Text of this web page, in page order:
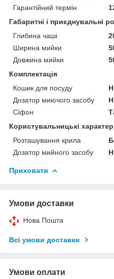
Гарантійний термін
Габаритні і приєднувальні
Глибина чаші
Ширина мийки
Довжина мийки
Комплектація
Кошик для посуду
Дозатор миючого засобу
Сіфон
Користувальницькі
Розташування крила
Дозатор мийного засобу
Приховати
Умови доставки
Нова Пошта
Всі умови доставки
Умови оплати